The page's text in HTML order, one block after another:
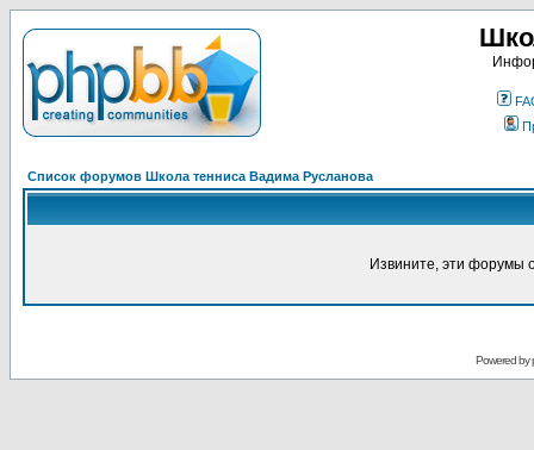
Список форумов Школа тенниса Вадима Русланова
Извините, эти форумы
Powered by